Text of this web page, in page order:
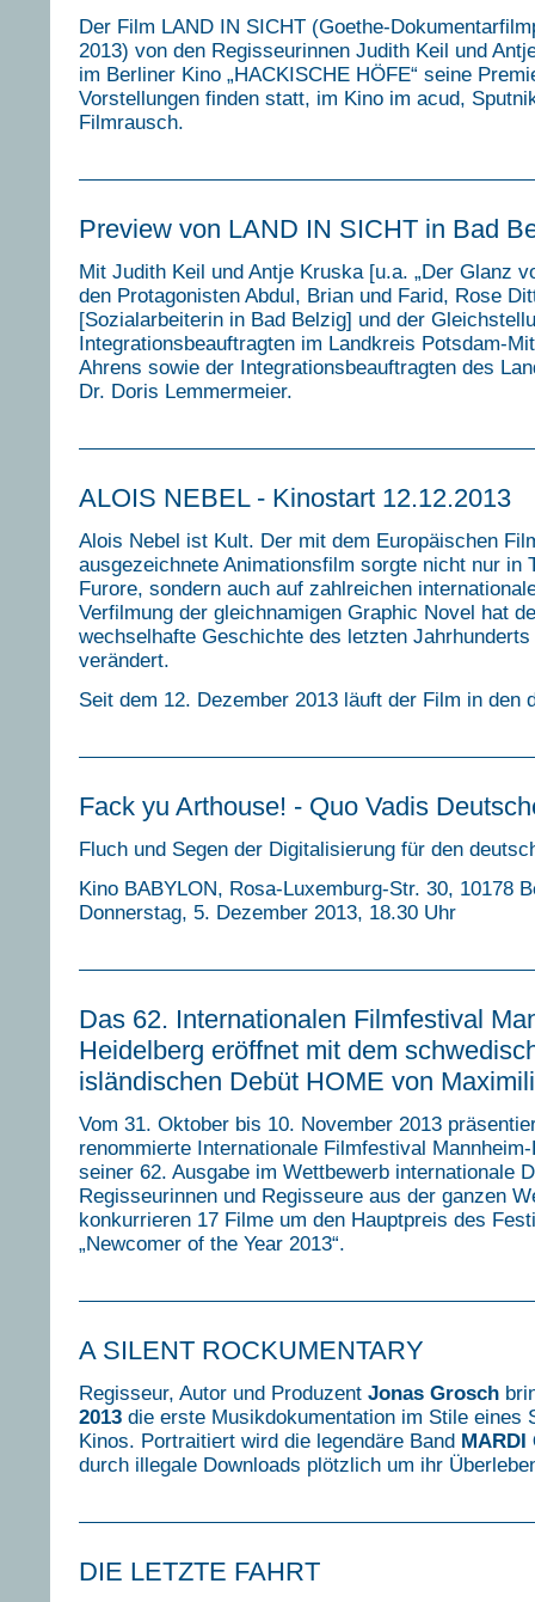
Der Film LAND IN SICHT (Goethe-
2013) von den Regisseurinnen Judith Keil und
im Berliner Kino „HACKISCHE HÖFE“ seine
Vorstellungen finden statt, im Kino im acud,
Filmrausch.
Preview von LAND IN SICHT in Bad
Mit Judith Keil und Antje Kruska [u.a. „Der Glanz
den Protagonisten Abdul, Brian und Farid, Rose
[Sozialarbeiterin in Bad Belzig] und der
Integrationsbeauftragten im Landkreis Potsdam-
Ahrens sowie der Integrationsbeauftragten des
Dr. Doris Lemmermeier.
ALOIS NEBEL - Kinostart 12.12.2013
Alois Nebel ist Kult. Der mit dem Europäischen
ausgezeichnete Animationsfilm sorgte nicht nur in
Furore, sondern auch auf zahlreichen
Verfilmung der gleichnamigen Graphic Novel hat
wechselhafte Geschichte des letzten
verändert.
Seit dem 12. Dezember 2013 läuft der Film in den
Fack yu Arthouse! - Quo Vadis
Fluch und Segen der Digitalisierung für den
Kino BABYLON, Rosa-Luxemburg-Str. 30, 10178
Donnerstag, 5. Dezember 2013, 18.30 Uhr
Das 62. Internationalen Filmfestival
Heidelberg eröffnet mit dem
isländischen Debüt HOME von
Vom 31. Oktober bis 10. November 2013
renommierte Internationale Filmfestival
seiner 62. Ausgabe im Wettbewerb internationale
Regisseurinnen und Regisseure aus der ganzen
konkurrieren 17 Filme um den Hauptpreis des
„Newcomer of the Year 2013“.
A SILENT ROCKUMENTARY
Regisseur, Autor und Produzent Jonas Grosch
2013 die erste Musikdokumentation im Stile eines
Kinos. Portraitiert wird die legendäre Band MARDI
durch illegale Downloads plötzlich um ihr
DIE LETZTE FAHRT